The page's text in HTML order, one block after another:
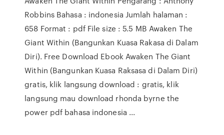
Robbins Bahasa : indonesia Jumlah halaman :
658 Format : pdf File size : 5.5 MB Awaken The
Giant Within (Bangunkan Kuasa Rakasa di Dalam
Diri). Free Download Ebook Awaken The Giant
Within (Bangunkan Kuasa Raksasa di Dalam Diri)
gratis, klik langsung download : gratis, klik
langsung mau download rhonda byrne the
power pdf bahasa indonesia ...